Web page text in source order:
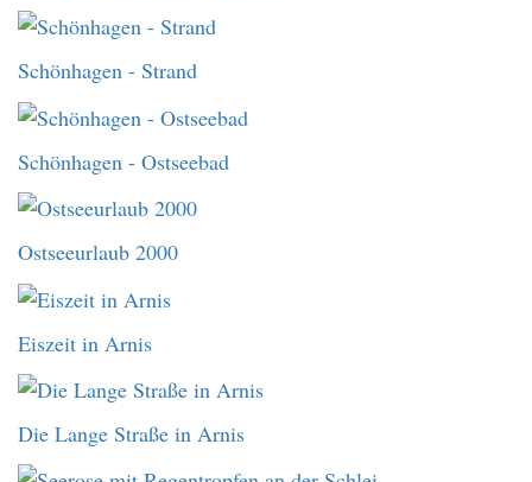
Schönhagen - Strand
Schönhagen - Ostseebad
Ostseeurlaub 2000
Eiszeit in Arnis
Die Lange Straße in Arnis